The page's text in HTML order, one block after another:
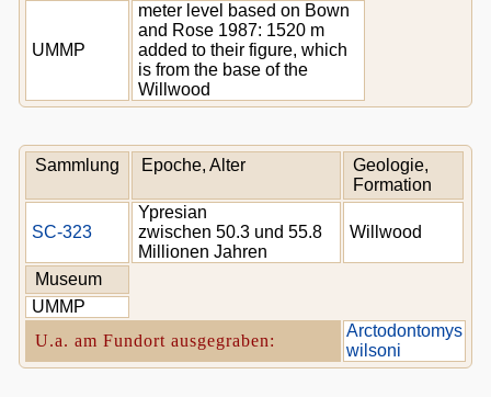
UMMP
meter level based on Bown
and Rose 1987: 1520 m
added to their figure, which
is from the base of the
Willwood
Sammlung Epoche, Alter
Geologie,
Formation
SC-323
Ypresian
zwischen 50.3 und 55.8
Millionen Jahren
Willwood
Museum
UMMP
U.a. am Fundort ausgegraben:
Arctodontomys
wilsoni